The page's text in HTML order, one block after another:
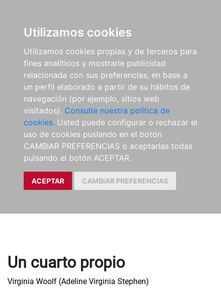
Utilizamos cookies
Utilizamos cookies propias y de terceros para
fines analíticos y mostrarle publicidad
relacionada con sus preferencias, en base a
un perfil elaborado a partir de su hábitos de
navegación (por ejemplo, sitios web
visitados). Consulte nuestra política de
cookies. Usted puede configurar o rechazar el
uso de cookies puslando en el botón
CAMBIAR PREFERENCIAS o aceptarlas todas
pulsando el botón ACEPTAR.
ACEPTAR CAMBIAR PREFERENCIAS
Un cuarto propio
Virginia Woolf (Adeline Virginia Stephen)